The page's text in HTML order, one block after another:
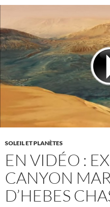
SOLEIL ET PLANÈTES
EN VIDÉO :
CANYON
D’HEBES